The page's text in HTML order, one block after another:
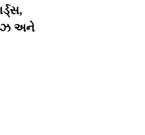
અને